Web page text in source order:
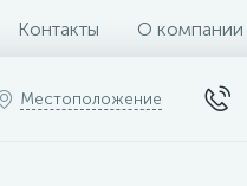
Контакты О компании
Местоположение